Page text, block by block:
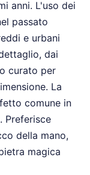
anni. L'uso dei
passato
e urbani
dai
curato per
La
comune in
Preferisce
della mano,
magica